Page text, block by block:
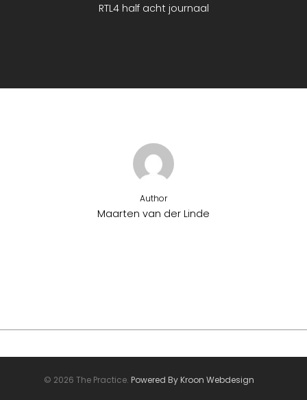
RTL4 half acht journaal
Author
Maarten van der Linde
© 2026 The Practice. Powered By Kroon Webdesign